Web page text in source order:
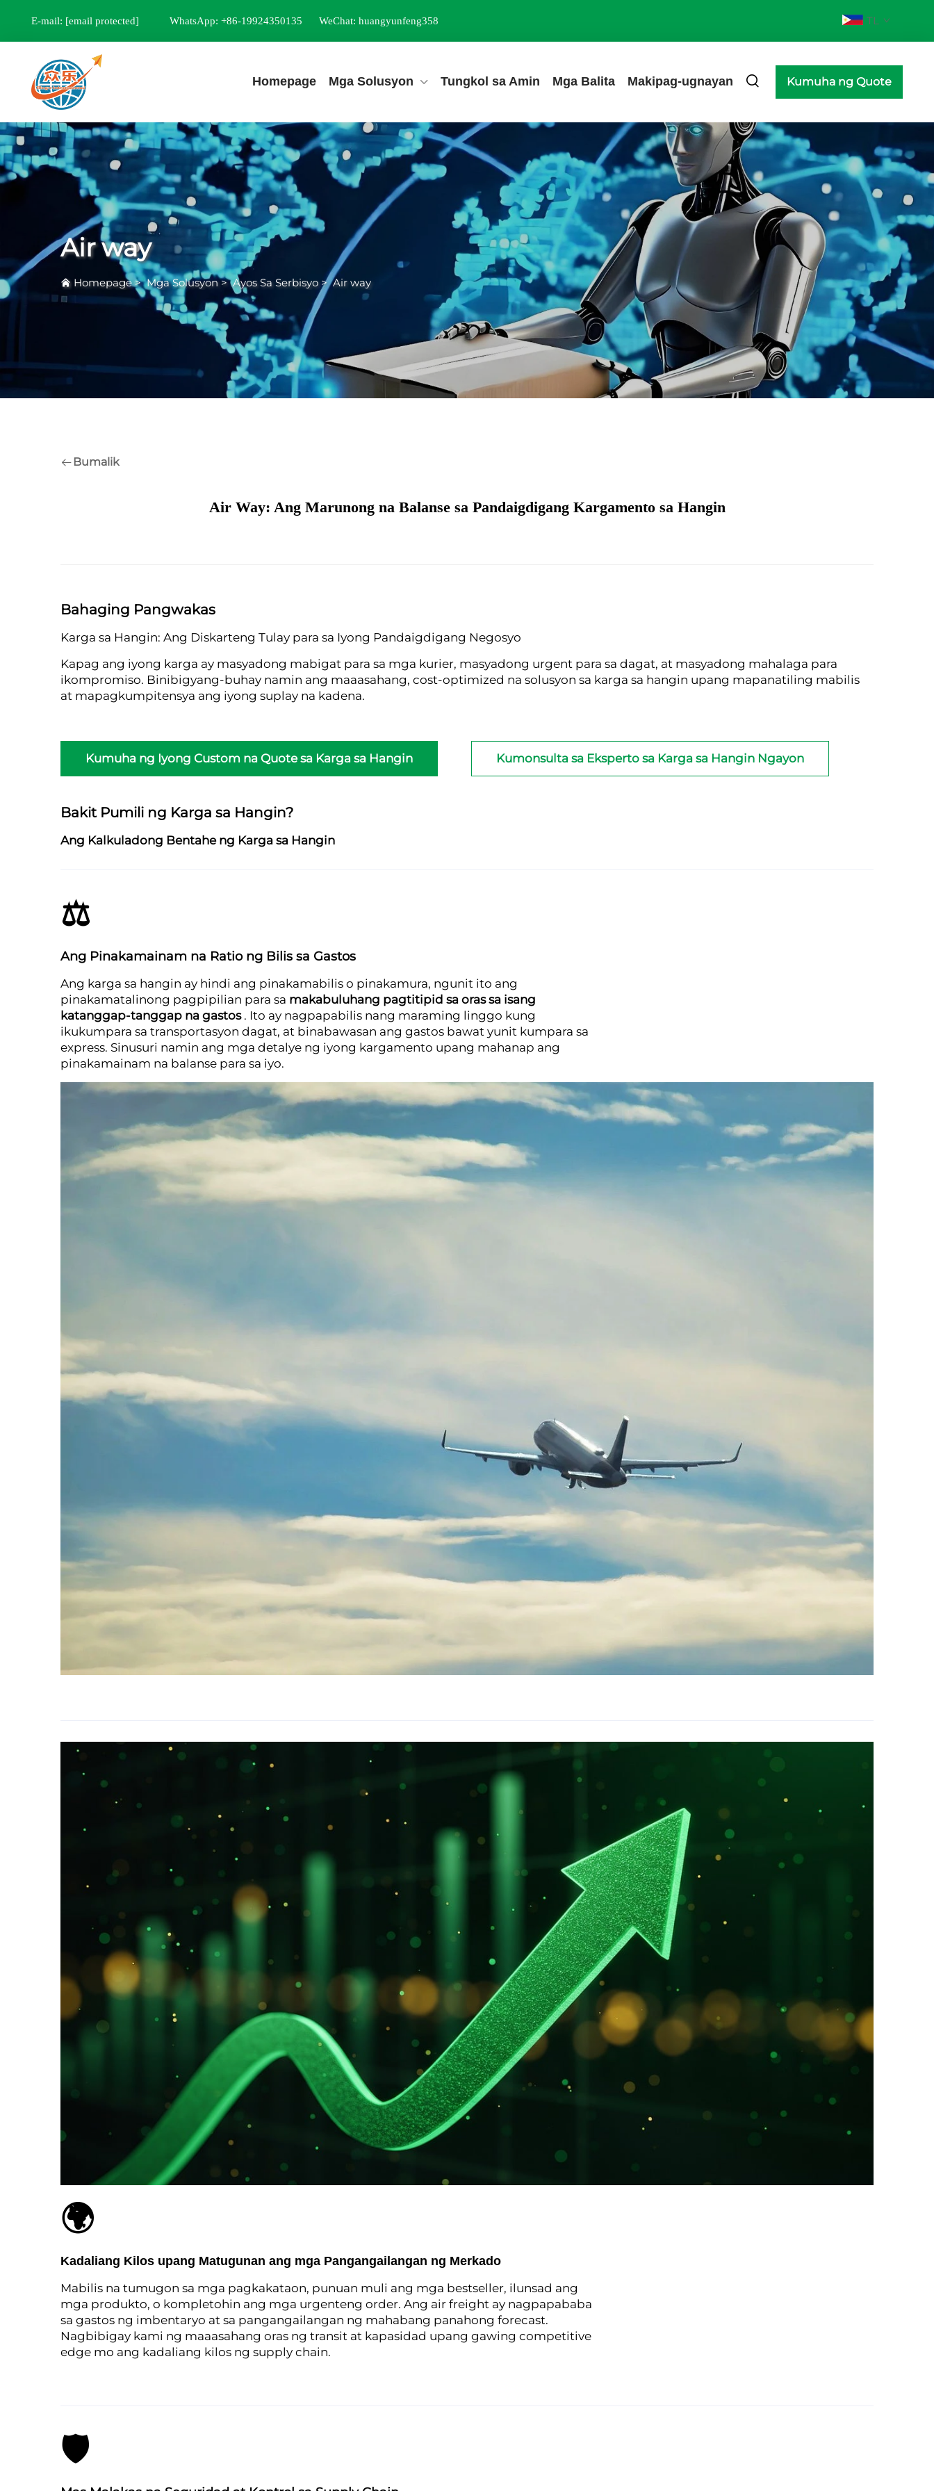
E-mail: [email protected] WhatsApp: +86-19924350135 WeChat: huangyunfeng358 TL
Homepage Mga Solusyon Tungkol sa Amin Mga Balita Makipag-ugnayan Kumuha ng Quote
Air way
Homepage>Mga Solusyon>Ayos Sa Serbisyo >Air way
Bumalik
Air Way: Ang Marunong na Balanse sa Pandaigdigang Kargamento sa Hangin
Bahaging Pangwakas
Karga sa Hangin: Ang Diskarteng Tulay para sa Iyong Pandaigdigang Negosyo
Kapag ang iyong karga ay masyadong mabigat para sa mga kurier, masyadong urgent para sa dagat, at masyadong mahalaga para
ikompromiso. Binibigyang-buhay namin ang maaasahang, cost-optimized na solusyon sa karga sa hangin upang mapanatiling mabilis
at mapagkumpitensya ang iyong suplay na kadena.
Kumuha ng Iyong Custom na Quote sa Karga sa Hangin Kumonsulta sa Eksperto sa Karga sa Hangin Ngayon
Bakit Pumili ng Karga sa Hangin?
Ang Kalkuladong Bentahe ng Karga sa Hangin
⚖️
Ang Pinakamainam na Ratio ng Bilis sa Gastos
Ang karga sa hangin ay hindi ang pinakamabilis o pinakamura, ngunit ito ang
pinakamatalinong pagpipilian para sa makabuluhang pagtitipid sa oras sa isang
katanggap-tanggap na gastos . Ito ay nagpapabilis nang maraming linggo kung
ikukumpara sa transportasyon dagat, at binabawasan ang gastos bawat yunit kumpara sa
express. Sinusuri namin ang mga detalye ng iyong kargamento upang mahanap ang
pinakamainam na balanse para sa iyo.
🌍
Kadaliang Kilos upang Matugunan ang mga Pangangailangan ng Merkado
Mabilis na tumugon sa mga pagkakataon, punuan muli ang mga bestseller, ilunsad ang
mga produkto, o kompletohin ang mga urgenteng order. Ang air freight ay nagpapababa
sa gastos ng imbentaryo at sa pangangailangan ng mahabang panahong forecast.
Nagbibigay kami ng maaasahang oras ng transit at kapasidad upang gawing competitive
edge mo ang kadaliang kilos ng supply chain.
🛡️